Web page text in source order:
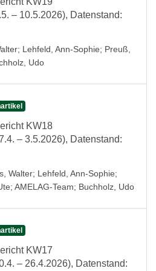
– 10.5.2026), Datenstand:
; Lehfeld, Ann-Sophie; Preuß,
Udo
KW18
– 3.5.2026), Datenstand:
Walter; Lehfeld, Ann-Sophie;
; AMELAG-Team; Buchholz, Udo
KW17
– 26.4.2026), Datenstand: